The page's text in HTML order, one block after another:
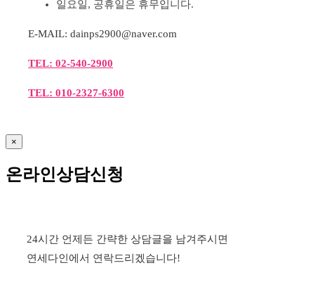
일요일, 공휴일은 휴무입니다.
E-MAIL: dainps2900@naver.com
TEL: 02-540-2900
TEL: 010-2327-6300
×
온라인상담신청
24시간 언제든 간략한 상담글을 남겨주시면
연세다인에서 연락드리겠습니다!